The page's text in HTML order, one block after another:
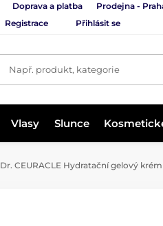
Doprava a platba Prodejna -
Registrace Přihlásit se
Např. produkt, kategorie
Vlasy Slunce
Dr. CEURACLE Hydratační gelový